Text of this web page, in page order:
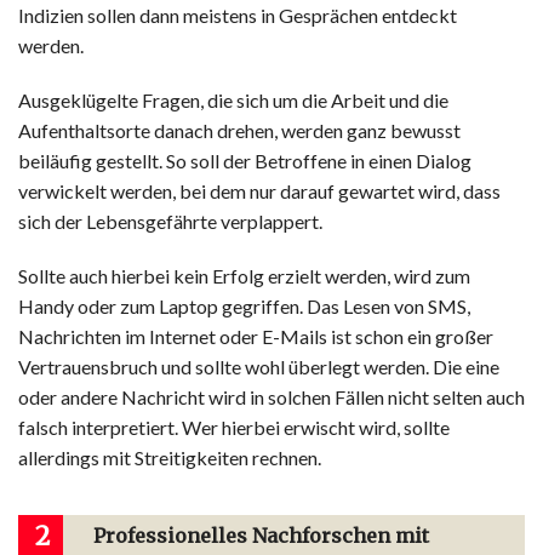
Indizien sollen dann meistens in Gesprächen entdeckt
werden.
Ausgeklügelte Fragen, die sich um die Arbeit und die
Aufenthaltsorte danach drehen, werden ganz bewusst
beiläufig gestellt. So soll der Betroffene in einen Dialog
verwickelt werden, bei dem nur darauf gewartet wird, dass
sich der Lebensgefährte verplappert.
Sollte auch hierbei kein Erfolg erzielt werden, wird zum
Handy oder zum Laptop gegriffen. Das Lesen von SMS,
Nachrichten im Internet oder E-Mails ist schon ein großer
Vertrauensbruch und sollte wohl überlegt werden. Die eine
oder andere Nachricht wird in solchen Fällen nicht selten auch
falsch interpretiert. Wer hierbei erwischt wird, sollte
allerdings mit Streitigkeiten rechnen.
2
Professionelles Nachforschen mit